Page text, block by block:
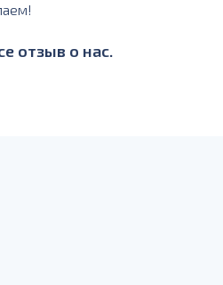
отзыв о нас.